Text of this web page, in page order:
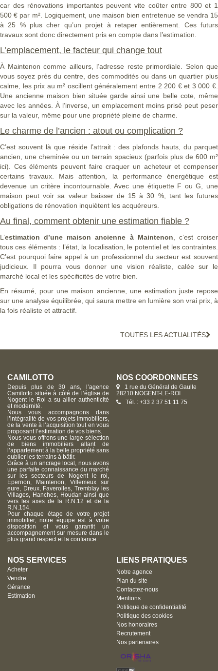
car des rénovations importantes peuvent vite coûter entre 800 et 1
500 € par m². Logiquement, une maison bien entretenue se vendra 15
à 25 % plus cher qu’un projet à retaper entièrement. Ces futurs
travaux sont donc directement pris en compte dans l’estimation.
L’emplacement, le facteur qui change tout
À Maintenon comme ailleurs, l’adresse reste primordiale. Selon que
vous soyez près du centre, des commodités ou dans un quartier plus
calme, les prix au m² oscillent généralement entre 2 200 € et 3 000 €.
Une ancienne maison bien située garde ainsi une belle cote, même
avec les années. À l’inverse, un emplacement moins prisé peut peser
sur la valeur, même pour une propriété pleine de charme.
Le charme de l’ancien : atout ou complication ?
C’est souvent là que réside l’attrait : des plafonds hauts, du parquet
ancien, une cheminée ou un terrain spacieux (parfois plus de 600 m²
ici). Ces éléments peuvent faire craquer un acheteur et compenser
certains travaux. Mais attention, la performance énergétique est
devenue un critère incontournable. Avec une étiquette F ou G, une
maison peut voir sa valeur baisser de 15 à 30 %, tant les futures
obligations de rénovation inquiètent les acquéreurs.
Au final, comment obtenir une estimation fiable ?
L’estimation d’une maison ancienne à Maintenon , c’est croiser
tous ces éléments : l’état, la localisation, le potentiel et les contraintes.
C’est pourquoi faire appel à un professionnel du secteur est souvent
judicieux. Il pourra vous donner une vision réaliste, calée sur le
marché local et les spécificités de votre bien.
En résumé, pour une maison ancienne, une estimation juste repose
sur une analyse équilibrée, qui saura mettre en lumière son vrai prix, à
la fois réaliste et attractif.
TOUTES LES ACTUALITÉS
CAMILOTTO
Depuis plus de 30 ans, l’agence
Camilotto située à côté de l’église de
Nogent le Roi a su allier authenticité
et modernité.
Nous vous accompagnons dans
l’intégralité de vos projets immobiliers,
de la vente à l’acquisition tout en vous
proposant l’estimation de vos biens.
Nous vous offrons une large sélection
de biens immobiliers allant de
l’appartement à la belle propriété sans
oublier les terrains à bâtir.
Grâce à un ancrage local, nous avons
une parfaite connaissance du marché
sur les secteurs de Nogent le roi,
Epernon, Maintenon, Villemeux sur
eure, Dreux, Faverolles, Tremblay les
Villages, Hanches, Houdan ainsi que
vers les axes de la R.N.12 et de la
R.N.154.
Pour chaque étape de votre projet
immobilier, notre équipe est à votre
disposition et vous garantit un
accompagnement sur mesure dans le
plus grand respect et la confiance.
NOS COORDONNÉES
1 rue du Général de Gaulle
28210 NOGENT-LE-ROI
Tél. : +33 2 37 51 11 75
NOS SERVICES
Acheter
Vendre
Gérance
Estimation
LIENS PRATIQUES
Notre agence
Plan du site
Contactez-nous
Mentions
Politique de confidentialité
Politique des cookies
Nos honoraires
Recrutement
Nos partenaires